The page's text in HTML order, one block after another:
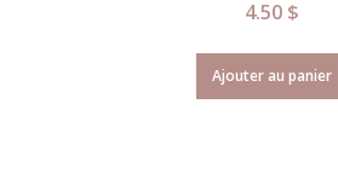
4.50 $
Ajouter au panier